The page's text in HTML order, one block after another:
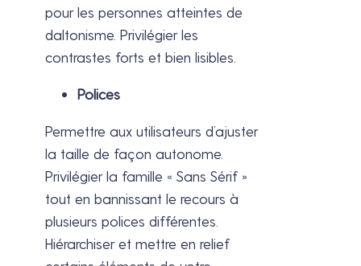
pour les personnes atteintes de
daltonisme. Privilégier les
contrastes forts et bien lisibles.
Polices
Permettre aux utilisateurs d’ajuster
la taille de façon autonome.
Privilégier la famille « Sans Sérif »
tout en bannissant le recours à
plusieurs polices différentes.
Hiérarchiser et mettre en relief